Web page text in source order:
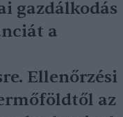
gazdálkodás
a
Ellenőrzési
az